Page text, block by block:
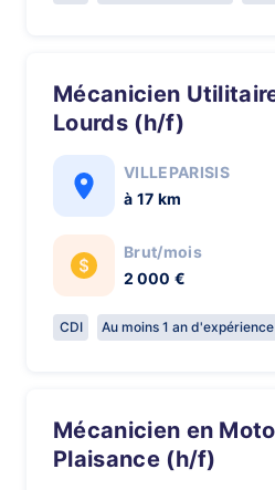
Mécanicien Utilitaires/Poids
Lourds (h/f)
VILLEPARISIS
à 17 km
Brut/mois
2 000 €
CDI Au moins 1 an d'expérience
Mécanicien en Motoculture de
Plaisance (h/f)